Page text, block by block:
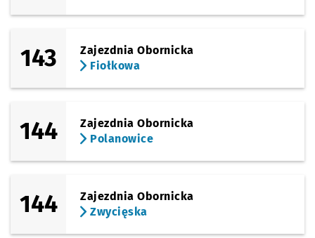
143
Zajezdnia Obornicka
Fiołkowa
144
Zajezdnia Obornicka
Polanowice
144
Zajezdnia Obornicka
Zwycięska